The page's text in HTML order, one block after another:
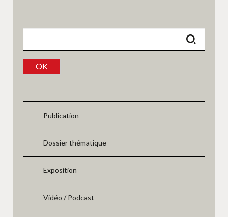
OK
Publication
Dossier thématique
Exposition
Vidéo / Podcast